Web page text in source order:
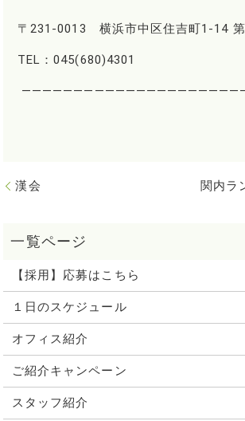
〒231-0013 横浜市中区住吉町1-14
TEL：045(680)4301
漢会 関内ラ
【採用】応募はこちら
１日のスケジュール
オフィス紹介
ご紹介キャンペーン
スタッフ紹介